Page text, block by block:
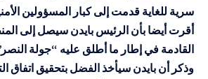
سرية للغاية قدمت إلى كبار المسؤولين
أقرت أيضا بأن الرئيس بايدن سيصل إلى
القادمة في إطار ما أطلق عليه “جولة
وذكر أن بايدن سيأخذ الفضل بتحقيق اتفاق